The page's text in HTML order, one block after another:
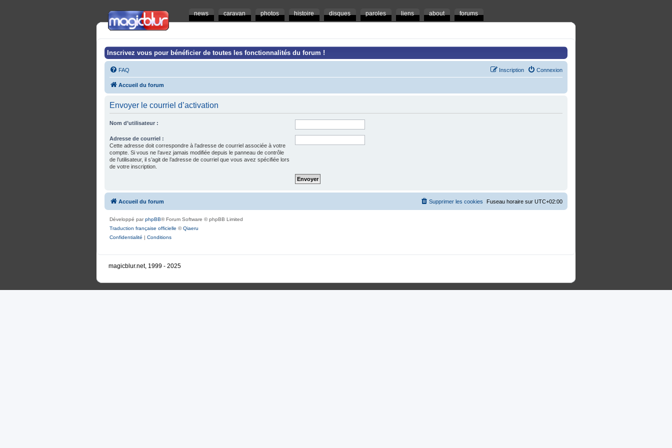
news caravan photos histoire disques paroles liens about forums
Inscrivez vous pour bénéficier de toutes les fonctionnalités du forum !
FAQ Connexion
Inscription
Accueil du forum
Envoyer le courriel d’activation
Nom d’utilisateur :
Adresse de courriel :
Cette adresse doit correspondre à l’adresse de courriel associée à votre
compte. Si vous ne l’avez jamais modifiée depuis le panneau de contrôle
de l’utilisateur, il s’agit de l’adresse de courriel que vous avez spécifiée lors
de votre inscription.
Accueil du forum Fuseau horaire sur UTC+02:00
Supprimer les cookies
Développé parphpBB® Forum Software © phpBB Limited
Traduction française officielle ©Qiaeru
Confidentialité | Conditions
magicblur.net, 1999 - 2025